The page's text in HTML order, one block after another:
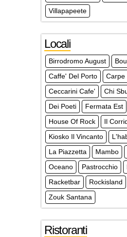
Villapapeete
Locali
Birrodromo August
Caffe' Del Porto
Carpe
Ceccarini Cafe'
Chi
Dei Poeti
Fermata Est
House Of Rock
Il
Kiosko Il Vincanto
La Piazzetta
Mambo
Oceano
Pastrocchio
Racketbar
Rockisland
Zouk Santana
Ristoranti